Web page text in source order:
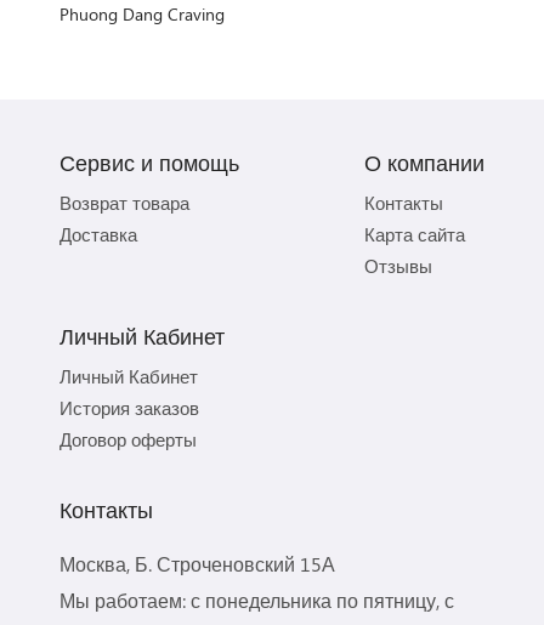
Phuong Dang Craving
Сервис и помощь
Возврат товара
Доставка
О компании
Контакты
Карта сайта
Отзывы
Личный Кабинет
Личный Кабинет
История заказов
Договор оферты
Контакты
Москва, Б. Строченовский 15А
Мы работаем: с понедельника по пятницу, с